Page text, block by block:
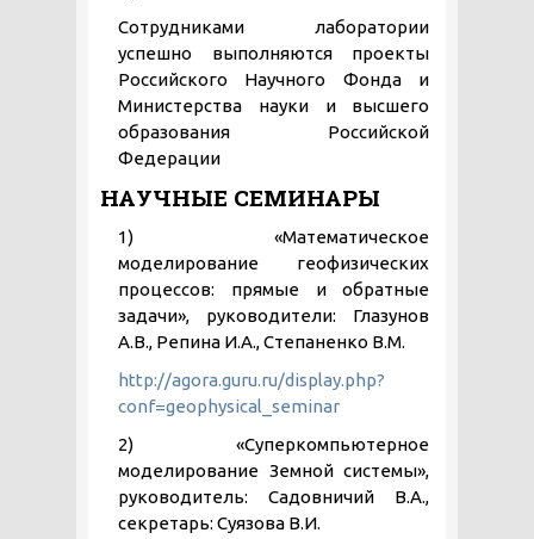
Сотрудниками лаборатории
успешно выполняются проекты
Российского Научного Фонда и
Министерства науки и высшего
образования Российской
Федерации
НАУЧНЫЕ СЕМИНАРЫ
1) «Математическое
моделирование геофизических
процессов: прямые и обратные
задачи», руководители: Глазунов
А.В., Репина И.А., Степаненко В.М.
http://agora.guru.ru/display.php?
conf=geophysical_seminar
2) «Суперкомпьютерное
моделирование Земной системы»,
руководитель: Садовничий В.А.,
секретарь: Суязова В.И.